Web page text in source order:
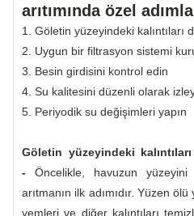
arıtımında özel
1. Göletin yüzeyindeki kalıntıları
2. Uygun bir filtrasyon sistemi
3. Besin girdisini kontrol edin
4. Su kalitesini düzenli olarak
5. Periyodik su değişimleri yapın
Göletin yüzeyindeki
- Öncelikle, havuzun
arıtmanın ilk adımıdır. Yüzen
yemleri ve diğer kalıntıları